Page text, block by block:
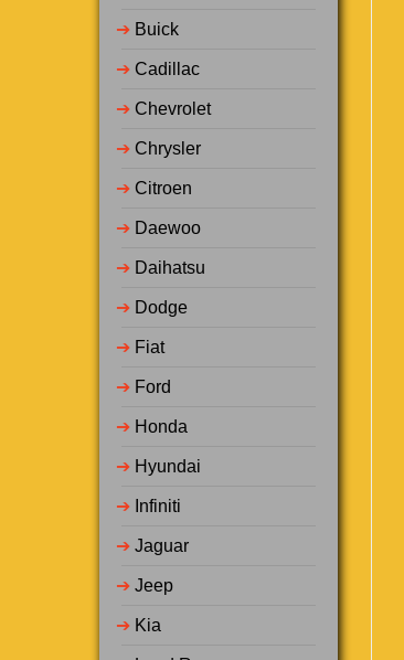
➔ Buick
➔ Cadillac
➔ Chevrolet
➔ Chrysler
➔ Citroen
➔ Daewoo
➔ Daihatsu
➔ Dodge
➔ Fiat
➔ Ford
➔ Honda
➔ Hyundai
➔ Infiniti
➔ Jaguar
➔ Jeep
➔ Kia